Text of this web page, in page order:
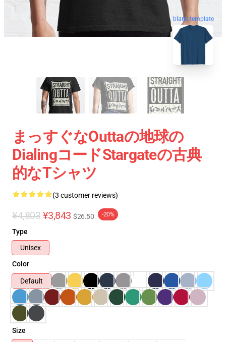
blank template
まっすぐなOuttaの地球の
DialingコードStargateの古典
的なTシャツ
(3 customer reviews)
¥4,803 ¥3,843 $26.50 -20%
Type
Unisex
Color
Default
Size